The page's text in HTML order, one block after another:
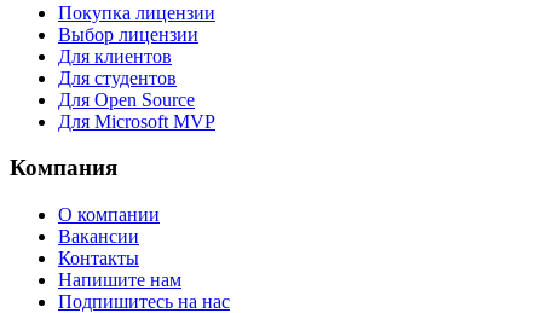
Покупка лицензии
Выбор лицензии
Для клиентов
Для студентов
Для Open Source
Для Microsoft MVP
Компания
О компании
Вакансии
Контакты
Напишите нам
Подпишитесь на нас